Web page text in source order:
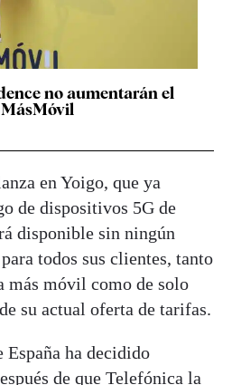
no aumentarán el
en Yoigo, que ya
de dispositivos 5G de
disponible sin ningún
todos sus clientes, tanto
más móvil como de solo
su actual oferta de tarifas.
España ha decidido
de que Telefónica la